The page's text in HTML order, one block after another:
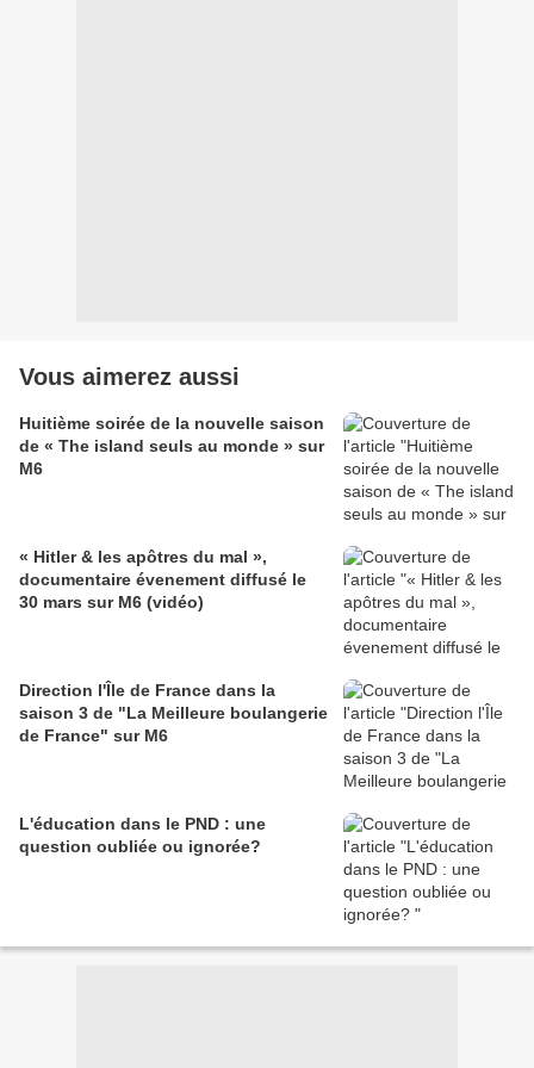
Vous aimerez aussi
Huitième soirée de la nouvelle saison
de « The island seuls au monde » sur
M6
« Hitler & les apôtres du mal »,
documentaire évenement diffusé le
30 mars sur M6 (vidéo)
Direction l'Île de France dans la
saison 3 de "La Meilleure boulangerie
de France" sur M6
L'éducation dans le PND : une
question oubliée ou ignorée?